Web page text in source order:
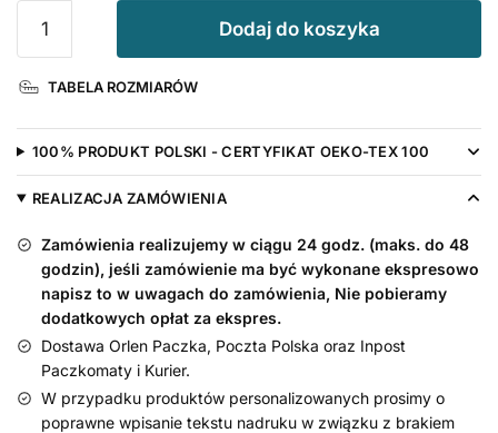
Koszulka
niemowlęca
Kocham
Babciu
z
Sercem
Dodaj do koszyka
TABELA ROZMIARÓW
100% PRODUKT POLSKI - CERTYFIKAT OEKO-TEX 100
REALIZACJA ZAMÓWIENIA
Zamówienia realizujemy w ciągu 24 godz. (maks. do 48
godzin), jeśli zamówienie ma być wykonane ekspresowo
napisz to w uwagach do zamówienia, Nie pobieramy
dodatkowych opłat za ekspres.
Dostawa Orlen Paczka, Poczta Polska oraz Inpost
Paczkomaty i Kurier.
W przypadku produktów personalizowanych prosimy o
poprawne wpisanie tekstu nadruku w związku z brakiem